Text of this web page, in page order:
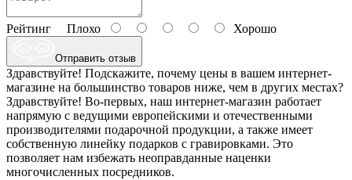
Рейтинг Плохо Хорошо
Отправить отзыв
Здравствуйте! Подскажите, почему цены в вашем интернет-
магазине на большинство товаров ниже, чем в других местах?
Здравствуйте! Во-первых, наш интернет-магазин работает
напрямую с ведущими европейскими и отечественными
производителями подарочной продукции, а также имеет
собственную линейку подарков с гравировками. Это
позволяет нам избежать неоправданные наценки
многочисленных посредников.